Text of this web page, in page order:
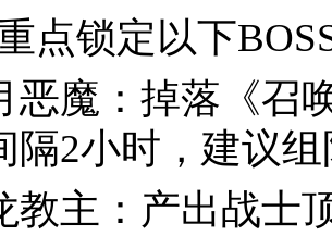
点锁定以下
恶魔：掉落《召
隔2小时，建议
教主：产出战士